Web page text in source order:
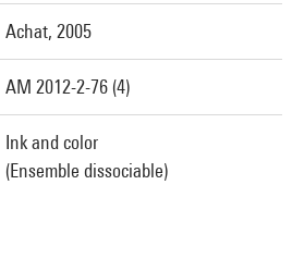
Achat, 2005
AM 2012-2-76 (4)
Ink and color
(Ensemble dissociable)